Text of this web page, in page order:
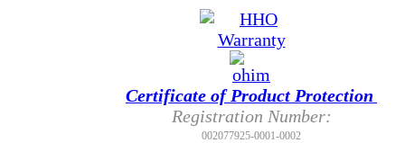
Certificate of Product Protection
Registration Number:
002077925-0001-0002